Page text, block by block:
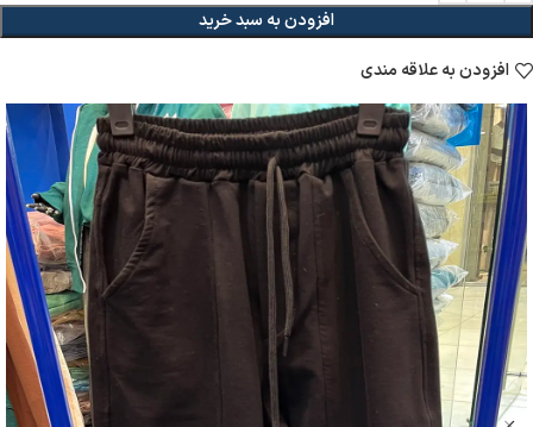
افزودن به سبد خرید
افزودن به علاقه مندی